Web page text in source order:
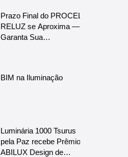
Prazo Final do PROCEL
RELUZ se Aproxima —
Garanta Sua
BIM na Iluminação
Luminária 1000 Tsurus
pela Paz recebe Prêmio
ABILUX Design de